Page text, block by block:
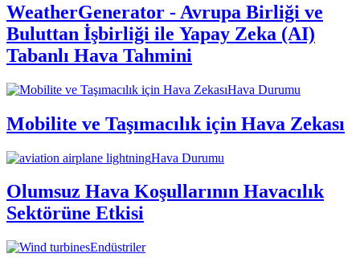
WeatherGenerator - Avrupa Birliği ve
Buluttan İşbirliği ile Yapay Zeka (AI)
Tabanlı Hava Tahmini
Hava Durumu
Mobilite ve Taşımacılık için Hava Zekası
Hava Durumu
Olumsuz Hava Koşullarının Havacılık
Sektörüne Etkisi
Endüstriler